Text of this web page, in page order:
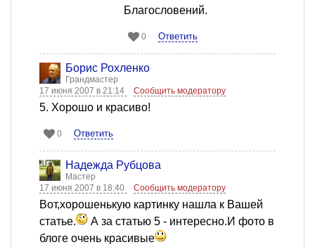
Благословений.
0 Ответить
Борис Рохленко
Грандмастер
17 июня 2007 в 21:14
Сообщить модератору
5. Хорошо и красиво!
0 Ответить
Надежда Рубцова
Мастер
17 июня 2007 в 18:40
Сообщить модератору
Вот,хорошенькую картинку нашла к Вашей
статье.
А за статью 5 - интересно.И фото в
блоге очень красивые